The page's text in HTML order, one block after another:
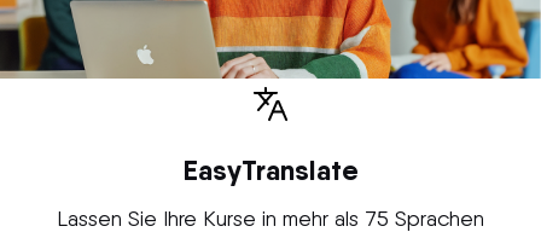
EasyTranslate
Lassen Sie Ihre Kurse in mehr als 75 Sprachen